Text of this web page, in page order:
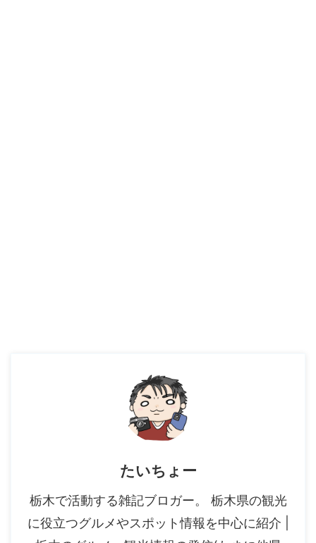
たいちょー
栃木で活動する雑記ブロガー。 栃木県の観光
に役立つグルメやスポット情報を中心に紹介 |